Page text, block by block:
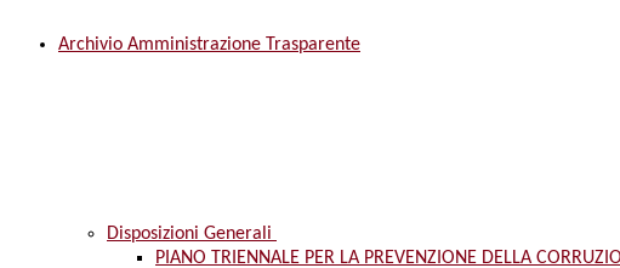
Archivio Amministrazione Trasparente
Disposizioni Generali
PIANO TRIENNALE PER LA PREVENZIONE DELLA